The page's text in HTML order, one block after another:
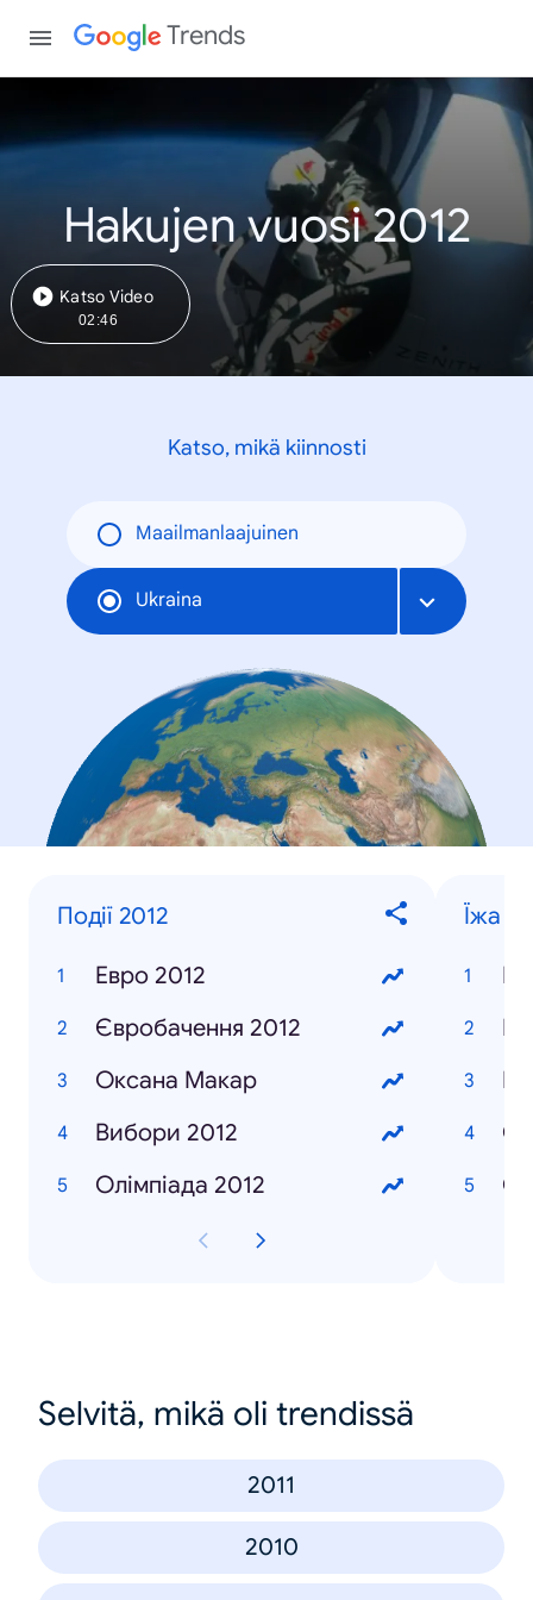
Trends
Hakujen vuosi 2012
Katso Video
02:46
Katso, mikä kiinnosti
Maailmanlaajuinen
Ukraina
Події 2012
Евро 2012
Євробачення 2012
Оксана Макар
Вибори 2012
Олімпіада 2012
Їжа
Selvitä, mikä oli trendissä
2011
2010